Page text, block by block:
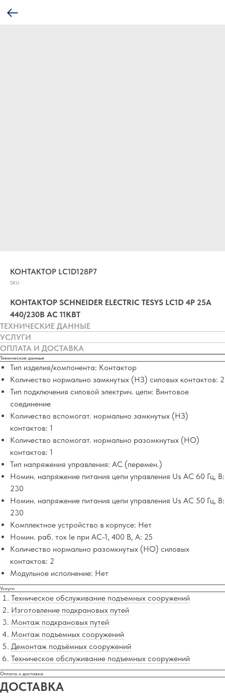
КОНТАКТОР LC1D128P7
SKU:
КОНТАКТОР SCHNEIDER ELECTRIC TESYS LC1D 4P 25А
440/230В AC 11КВТ
ТЕХНИЧЕСКИЕ ДАННЫЕ
УСЛУГИ
ОПЛАТА И ДОСТАВКА
Технические данные
Тип изделия/компонента: Контактор
Количество нормально замкнутых (НЗ) силовых контактов: 2
Тип подключения силовой электрич. цепи: Винтовое
соединение
Количество вспомогат. нормально замкнутых (НЗ)
контактов: 1
Количество вспомогат. нормально разомкнутых (НО)
контактов: 1
Тип напряжения управления: AC (перемен.)
Номин. напряжение питания цепи управления Us AC 60 Гц, В:
230
Номин. напряжение питания цепи управления Us AC 50 Гц, В:
230
Комплектное устройство в корпусе: Нет
Номин. раб. ток Ie при AC-1, 400 В, А: 25
Количество нормально разомкнутых (НО) силовых
контактов: 2
Модульное исполнение: Нет
Услуги
Техническое обслуживание подъемных сооружений
Изготовление подкрановых путей
Монтаж подкрановых путей
Монтаж подъемных сооружений
Демонтаж подъёмных сооружений
Техническое обслуживание подъемных сооружений
Оплата и доставка
ДОСТАВКА